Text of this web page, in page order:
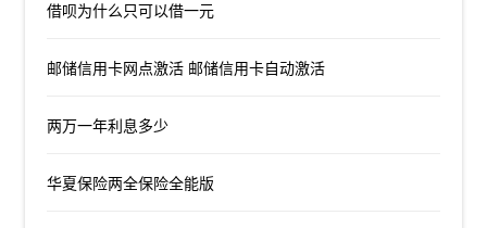
借呗为什么只可以借一元
邮储信用卡网点激活 邮储信用卡自动激活
两万一年利息多少
华夏保险两全保险全能版